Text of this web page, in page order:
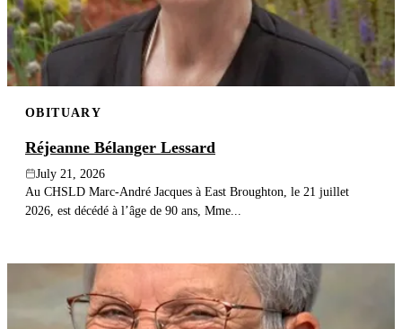
OBITUARY
Réjeanne Bélanger Lessard
July 21, 2026
Au CHSLD Marc-André Jacques à East Broughton, le 21 juillet
2026, est décédé à l’âge de 90 ans, Mme...